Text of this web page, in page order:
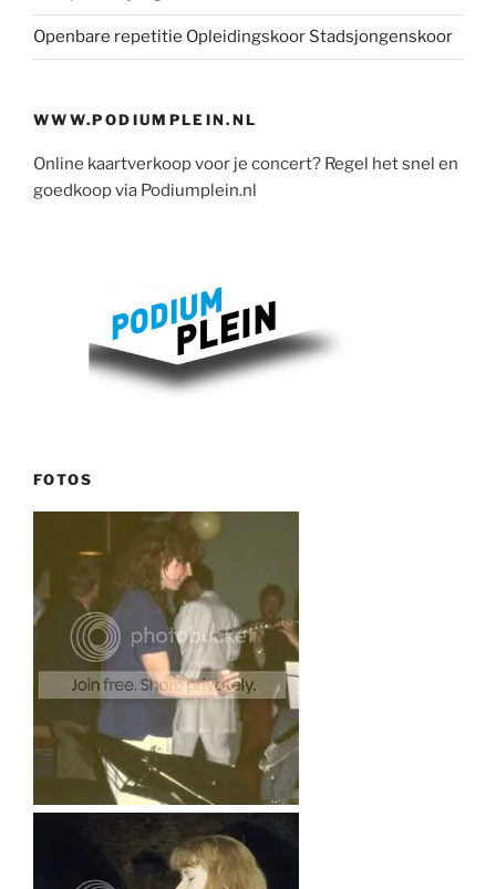
Openbare repetitie Opleidingskoor Stadsjongenskoor
WWW.PODIUMPLEIN.NL
Online kaartverkoop voor je concert? Regel het snel en
goedkoop via Podiumplein.nl
FOTOS